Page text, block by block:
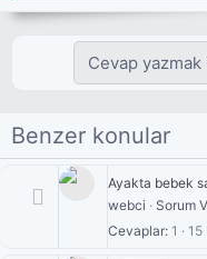
ğ
:
Cevap
Benzer konular
Ayakta bebek
webci
Sorum
Cevaplar 1 15